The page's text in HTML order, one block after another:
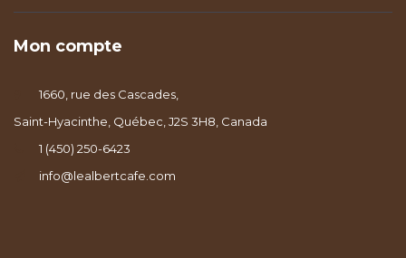
Mon compte
1660, rue des Cascades,
Saint-Hyacinthe, Québec, J2S 3H8, Canada
1 (450) 250-6423
info@lealbertcafe.com